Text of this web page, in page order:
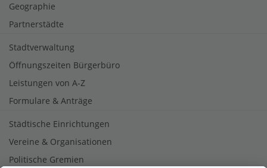
Geographie
Partnerstädte
Stadtverwaltung
Öffnungszeiten Bürgerbüro
Leistungen von A-Z
Formulare & Anträge
Städtische Einrichtungen
Vereine & Organisationen
Politische Gremien